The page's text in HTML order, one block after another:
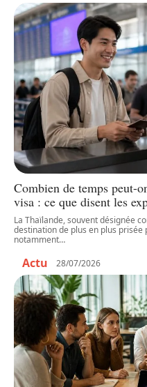
Combien de temps peut-
visa : ce que disent les
La Thaïlande, souvent désignée
destination de plus en plus
notamment…
Actu 28/07/2026